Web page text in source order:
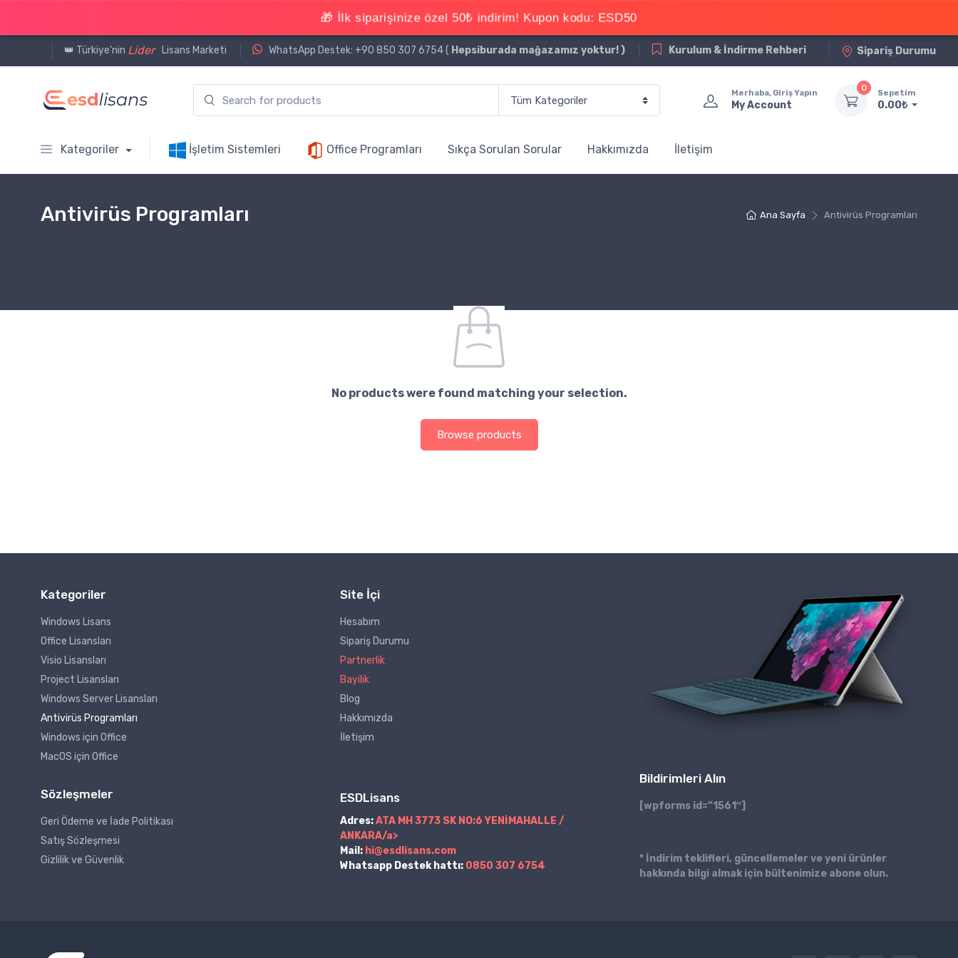
👑 Türkiye'nin Lider Lisans Marketi WhatsApp Destek: +90 850 307 6754 ( Hepsiburada mağazamız yoktur!) Kurulum & İndirme Rehberi Sipariş Durumu
Merhaba, Giriş Yapın
My Account
0
Sepetim
0.00₺
Kategoriler İşletim Sistemleri Office Programları Sıkça Sorulan Sorular Hakkımızda İletişim
Ana Sayfa Antivirüs Programları
Antivirüs Programları
No products were found matching your selection.
Browse products
Kategoriler
Windows Lisans
Office Lisansları
Visio Lisansları
Project Lisansları
Windows Server Lisansları
Antivirüs Programları
Windows için Office
MacOS için Office
Sözleşmeler
Geri Ödeme ve İade Politikası
Satış Sözleşmesi
Gizlilik ve Güvenlik
Site İçi
Hesabım
Sipariş Durumu
Partnerlik
Bayilik
Blog
Hakkımızda
İletişim
ESDLisans
Adres:ATA MH 3773 SK NO:6 YENİMAHALLE /
ANKARA/a>
Mail: hi@esdlisans.com
Whatsapp Destek hattı: 0850 307 6754
Bildirimleri Alın
[wpforms id=”1561″]
* İndirim teklifleri, güncellemeler ve yeni ürünler
hakkında bilgi almak için bültenimize abone olun.